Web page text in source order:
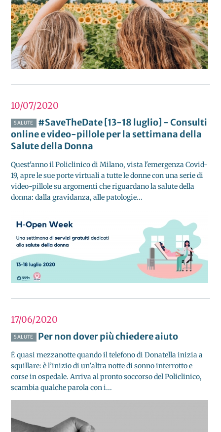
10/072020
SALUTE
#SaveTheDate [13-18 luglio] - Consulti
online e video-pillole per la settimana della
Salute della Donna
Quest'anno il Policlinico di Milano, vista l'emergenza Covid-
19, apre le sue porte virtuali a tutte le donne con una serie di
video-pillole su argomenti che riguardano la salute della
donna: dalla gravidanza, alle patologie...
17/062020
SALUTE Per non dover più chiedere aiuto
Ѐ quasi mezzanotte quando il telefono di Donatella inizia a
squillare: è l’inizio di un’altra notte di sonno interrotto e
corse in ospedale. Arriva al pronto soccorso del Policlinico,
scambia qualche parola con i...